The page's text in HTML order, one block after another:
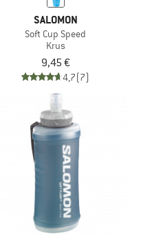
SALOMON
Soft Cup Speed
Krus
9,45 €
4,7(7)